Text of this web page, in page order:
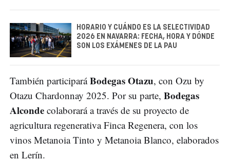
HORARIO Y CUÁNDO ES LA SELECTIVIDAD
2026 EN NAVARRA: FECHA, HORA Y DÓNDE
SON LOS EXÁMENES DE LA PAU
También participaráBodegas Otazu, con Ozu by
Otazu Chardonnay 2025. Por su parte, Bodegas
Alconde colaborará a través de su proyecto de
agricultura regenerativa Finca Regenera, con los
vinos Metanoia Tinto y Metanoia Blanco, elaborados
en Lerín.